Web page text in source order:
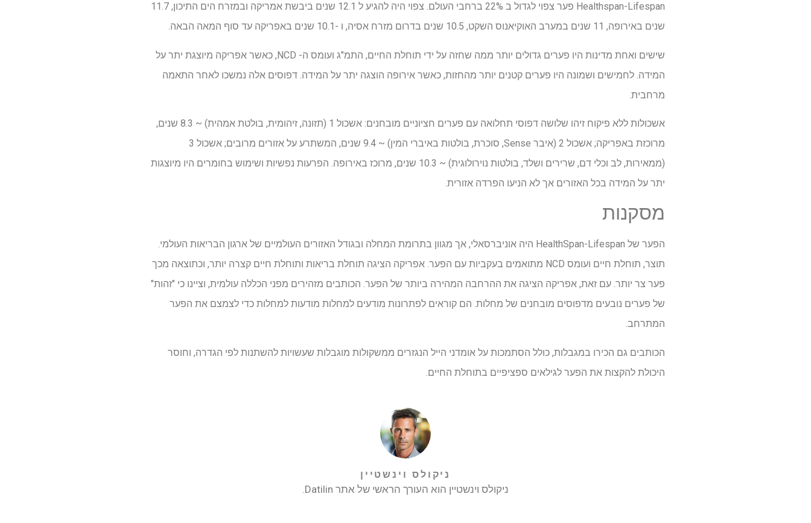
Healthspan-Lifespan פער צפוי לגדול ב 22% ברחבי העולם. צפוי היה להגיע ל 12.1 שנים ביבשת אמריקה ובמזרח הים התיכון, 11.7
שנים באירופה, 11 שנים במערב האוקיאנוס השקט, 10.5 שנים בדרום מזרח אסיה, ו -10.1 שנים באפריקה עד סוף המאה הבאה.
שישים ואחת מדינות היו פערים גדולים יותר ממה שחזה על ידי תוחלת החיים, התמ"ג ועומס ה- NCD, כאשר אפריקה מיוצגת יתר על
המידה. לחמישים ושמונה היו פערים קטנים יותר מהחזות, כאשר אירופה הוצגה יתר על המידה. דפוסים אלה נמשכו לאחר התאמה
מרחבית.
אשכולות ללא פיקוח זיהו שלושה דפוסי תחלואה עם פערים חציוניים מובחנים: אשכול 1 (תזונה, זיהומית, בולטת אמהית) ~ 8.3 שנים,
מרוכזת באפריקה; אשכול 2 (איבר Sense, סוכרת, בולטות באיברי המין) ~ 9.4 שנים, המשתרע על אזורים מרובים; אשכול 3
(ממאירות, לב וכלי דם, שרירים ושלד, בולטות נוירולוגית) ~ 10.3 שנים, מרוכז באירופה. הפרעות נפשיות ושימוש בחומרים היו מיוצגות
יתר על המידה בכל האזורים אך לא הניעו הפרדה אזורית.
מסקנות
הפער של HealthSpan-Lifespan היה אוניברסאלי, אך מגוון בתרומת המחלה ובגודל האזורים העולמיים של ארגון הבריאות העולמי.
תוצר, תוחלת חיים ועומס NCD מתואמים בעקביות עם הפער. אפריקה הציגה תוחלת בריאות ותוחלת חיים קצרה יותר, וכתוצאה מכך
פער צר יותר. עם זאת, אפריקה הציגה את ההרחבה המהירה ביותר של הפער. הכותבים מזהירים מפני הכללה עולמית, וציינו כי "זהות"
של פערים נובעים מדפוסים מובחנים של מחלות. הם קוראים לפתרונות מודעים למחלות מודעות למחלות כדי לצמצם את הפער
המתרחב.
הכותבים גם הכירו במגבלות, כולל הסתמכות על אומדני הייל הנגזרים ממשקולות מוגבלות שעשויות להשתנות לפי הגדרה, וחוסר
היכולת להקצות את הפער לגילאים ספציפיים בתוחלת החיים.
ניקולס וינשטיין
ניקולס וינשטיין הוא העורך הראשי של אתר Datilin.